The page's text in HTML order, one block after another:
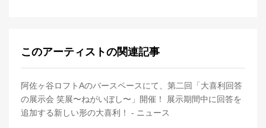
このアーティストの関連記事
阿佐ヶ谷ロフトAのバースペースにて、第二回「大喜利回答
の展示会 笑展〜ねがいぼし〜」開催！ 展示期間中に回答を
追加する新しい形の大喜利！ - ニュース